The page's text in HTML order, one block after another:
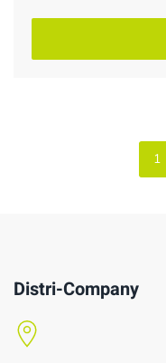
1
Distri-Company